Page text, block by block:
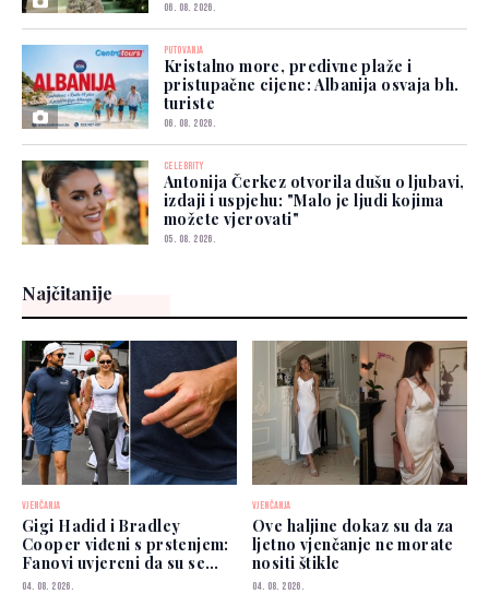
06. 08. 2026.
PUTOVANJA
Kristalno more, predivne plaže i
pristupačne cijene: Albanija osvaja bh.
turiste
06. 08. 2026.
CELEBRITY
Antonija Čerkez otvorila dušu o ljubavi,
izdaji i uspjehu: "Malo je ljudi kojima
možete vjerovati"
05. 08. 2026.
Najčitanije
VJENČANJA
Gigi Hadid i Bradley
Cooper viđeni s prstenjem:
Fanovi uvjereni da su se
vjenčali
04. 08. 2026.
VJENČANJA
Ove haljine dokaz su da za
ljetno vjenčanje ne morate
nositi štikle
04. 08. 2026.